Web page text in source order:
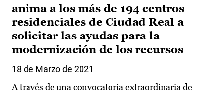
anima a los más de 194 centros
residenciales de Ciudad Real a
solicitar las ayudas para la
modernización de los recursos
18 de Marzo de 2021
A través de una convocatoria extraordinaria de